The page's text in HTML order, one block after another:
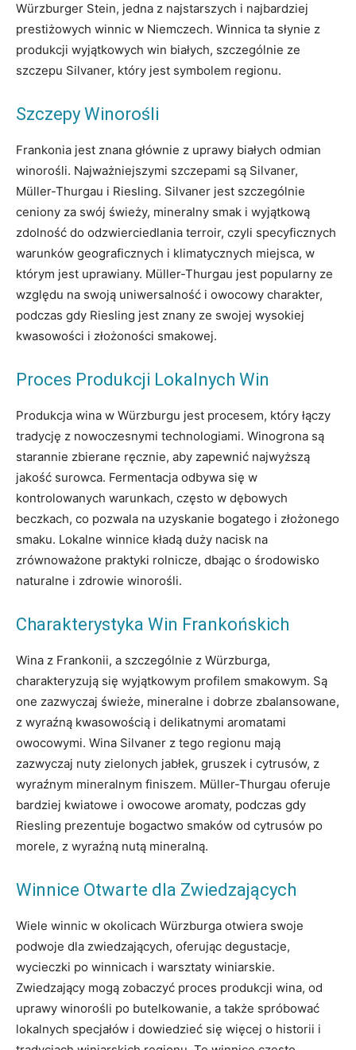
Würzburger Stein, jedna z najstarszych i najbardziej
prestiżowych winnic w Niemczech. Winnica ta słynie z
produkcji wyjątkowych win białych, szczególnie ze
szczepu Silvaner, który jest symbolem regionu.
Szczepy Winorośli
Frankonia jest znana głównie z uprawy białych odmian
winorośli. Najważniejszymi szczepami są Silvaner,
Müller-Thurgau i Riesling. Silvaner jest szczególnie
ceniony za swój świeży, mineralny smak i wyjątkową
zdolność do odzwierciedlania terroir, czyli specyficznych
warunków geograficznych i klimatycznych miejsca, w
którym jest uprawiany. Müller-Thurgau jest popularny ze
względu na swoją uniwersalność i owocowy charakter,
podczas gdy Riesling jest znany ze swojej wysokiej
kwasowości i złożoności smakowej.
Proces Produkcji Lokalnych Win
Produkcja wina w Würzburgu jest procesem, który łączy
tradycję z nowoczesnymi technologiami. Winogrona są
starannie zbierane ręcznie, aby zapewnić najwyższą
jakość surowca. Fermentacja odbywa się w
kontrolowanych warunkach, często w dębowych
beczkach, co pozwala na uzyskanie bogatego i złożonego
smaku. Lokalne winnice kładą duży nacisk na
zrównoważone praktyki rolnicze, dbając o środowisko
naturalne i zdrowie winorośli.
Charakterystyka Win Frankońskich
Wina z Frankonii, a szczególnie z Würzburga,
charakteryzują się wyjątkowym profilem smakowym. Są
one zazwyczaj świeże, mineralne i dobrze zbalansowane,
z wyraźną kwasowością i delikatnymi aromatami
owocowymi. Wina Silvaner z tego regionu mają
zazwyczaj nuty zielonych jabłek, gruszek i cytrusów, z
wyraźnym mineralnym finiszem. Müller-Thurgau oferuje
bardziej kwiatowe i owocowe aromaty, podczas gdy
Riesling prezentuje bogactwo smaków od cytrusów po
morele, z wyraźną nutą mineralną.
Winnice Otwarte dla Zwiedzających
Wiele winnic w okolicach Würzburga otwiera swoje
podwoje dla zwiedzających, oferując degustacje,
wycieczki po winnicach i warsztaty winiarskie.
Zwiedzający mogą zobaczyć proces produkcji wina, od
uprawy winorośli po butelkowanie, a także spróbować
lokalnych specjałów i dowiedzieć się więcej o historii i